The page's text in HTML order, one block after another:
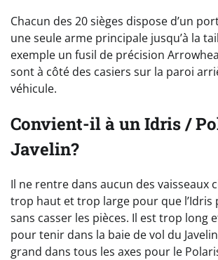
Chacun des 20 sièges dispose d’un
une seule arme principale jusqu’à la
exemple un fusil de précision
sont à côté des casiers sur la paroi
véhicule.
Convient-il à un Idris /
Javelin?
Il ne rentre dans aucun des vaisseaux
trop haut et trop large pour que l’Idris
sans casser les pièces. Il est trop long
pour tenir dans la baie de vol du
grand dans tous les axes pour le